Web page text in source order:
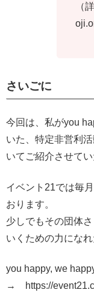
（
さいごに
今回は、私がyou
いた、特定非営利
いてご紹介させてい
イベント21では毎
おります。
少しでもその団体
いくための力になれ
you happy, we
→ https://